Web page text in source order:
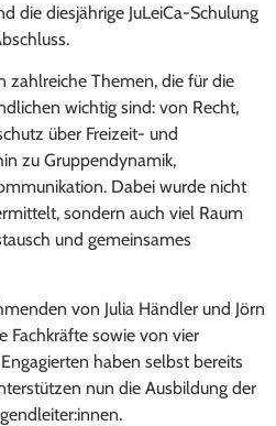
die diesjährige JuLeiCa-Schulung
zahlreiche Themen, die für die
wichtig sind: von Recht,
über Freizeit- und
zu Gruppendynamik,
Dabei wurde nicht
sondern auch viel Raum
und gemeinsames
von Julia Händler und Jörn
Fachkräfte sowie von vier
haben selbst bereits
nun die Ausbildung der